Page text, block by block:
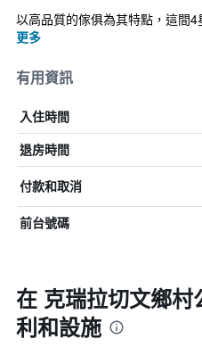
以高品質的傢俱為其特點，這間
更多
有用資訊
入住時間
退房時間
付款和取消
前台號碼
在 克瑞拉切文鄉
利和設施